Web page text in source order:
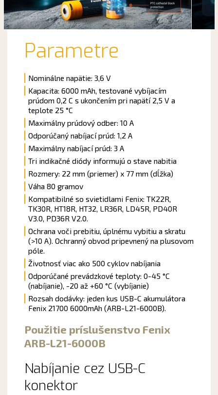
Parametre
Nominálne napätie: 3,6 V
Kapacita: 6000 mAh, testované vybíjacím
prúdom 0,2 C s ukončením pri napätí 2,5 V a
teplote 25 °C
Maximálny prúdový odber: 10 A
Odporúčaný nabíjací prúd: 1,2 A
Maximálny nabíjací prúd: 3 A
Tri indikačné diódy informujú o stave nabitia
Rozmery: 22 mm (priemer) x 77 mm (dĺžka)
Váha 80 gramov
Kompatibilné so svietidlami Fenix: TK22R,
TK30R, HT18R, HT32, LR36R, LD45R, PD40R
V3.0, PD36R V2.0.
Ochrana voči prebitiu, úplnému vybitiu a skratu
(>10 A). Ochranný obvod pripevnený na plusovom
póle.
Životnosť viac ako 500 cyklov nabíjania
Odporúčané prevádzkové teploty: 0-45 °C
(nabíjanie), -20 až +60 °C (vybíjanie)
Rozsah dodávky: jeden kus USB-C akumulátora
Fenix 21700 6000mAh (ARB-L21-6000B).
Použitie príslušenstvo Fenix
ARB-L21-6000B
Nabíjanie cez USB-C
konektor